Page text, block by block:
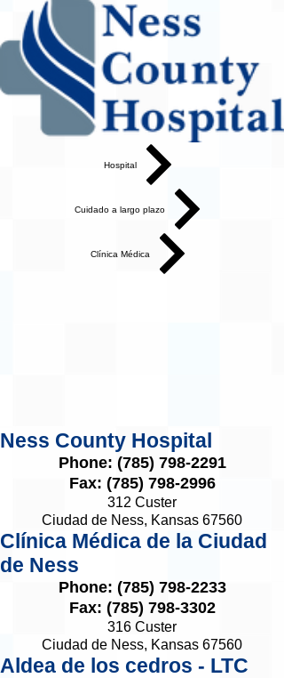
Hospital
Cuidado a largo plazo
Clínica Médica
Ness County Hospital
Phone: (785) 798-2291
Fax: (785) 798-2996
312 Custer
Ciudad de Ness, Kansas 67560
Clínica Médica de la Ciudad
de Ness
Phone: (785) 798-2233
Fax: (785) 798-3302
316 Custer
Ciudad de Ness, Kansas 67560
Aldea de los cedros - LTC